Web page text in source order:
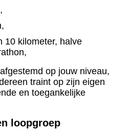
10 kilometer, halve
op jouw niveau,
traint op zijn eigen
en toegankelijke
loopgroep